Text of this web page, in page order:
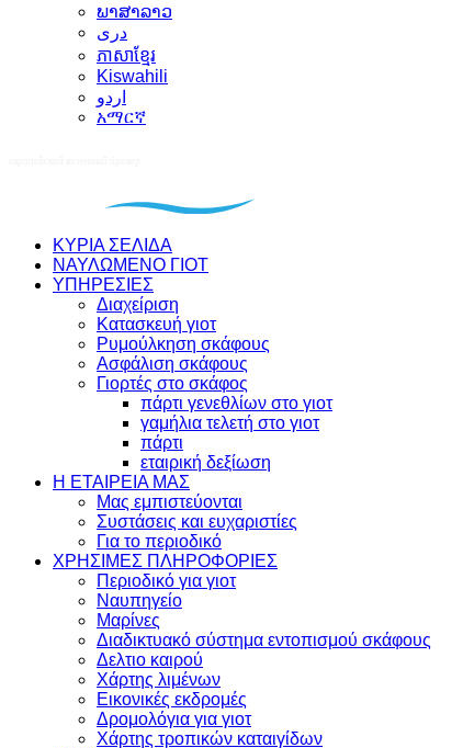
ພາສາລາວ
دری
ភាសាខ្មែរ
Kiswahili
اردو
አማርኛ
ΚΥΡΙΑ ΣΕΛΙΔΑ
ΝΑΥΛΩΜΕΝΟ ΓΙΟΤ
ΥΠΗΡΕΣΙΕΣ
Διαχείριση
Κατασκευή γιοτ
Ρυμούλκηση σκάφους
Ασφάλιση σκάφους
Γιορτές στο σκάφος
πάρτι γενεθλίων στο γιοτ
γαμήλια τελετή στο γιοτ
πάρτι
εταιρική δεξίωση
Η ΕΤΑΙΡΕΙΑ ΜΑΣ
Μας εμπιστεύονται
Συστάσεις και ευχαριστίες
Για το περιοδικό
ΧΡΗΣΙΜΕΣ ΠΛΗΡΟΦΟΡΙΕΣ
Περιοδικό για γιοτ
Ναυπηγείο
Μαρίνες
Διαδικτυακό σύστημα εντοπισμού σκάφους
Δελτιο καιρού
Χάρτης λιμένων
Εικονικές εκδρομές
Δρομολόγια για γιοτ
Χάρτης τροπικών καταιγίδων